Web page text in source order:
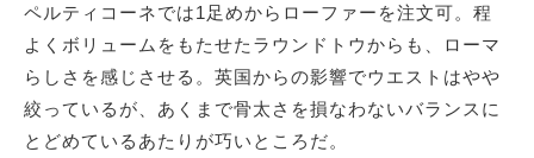
ペルティコーネでは1足めからローファーを注文可。程
よくボリュームをもたせたラウンドトウからも、ローマ
らしさを感じさせる。英国からの影響でウエストはやや
絞っているが、あくまで骨太さを損なわないバランスに
とどめているあたりが巧いところだ。